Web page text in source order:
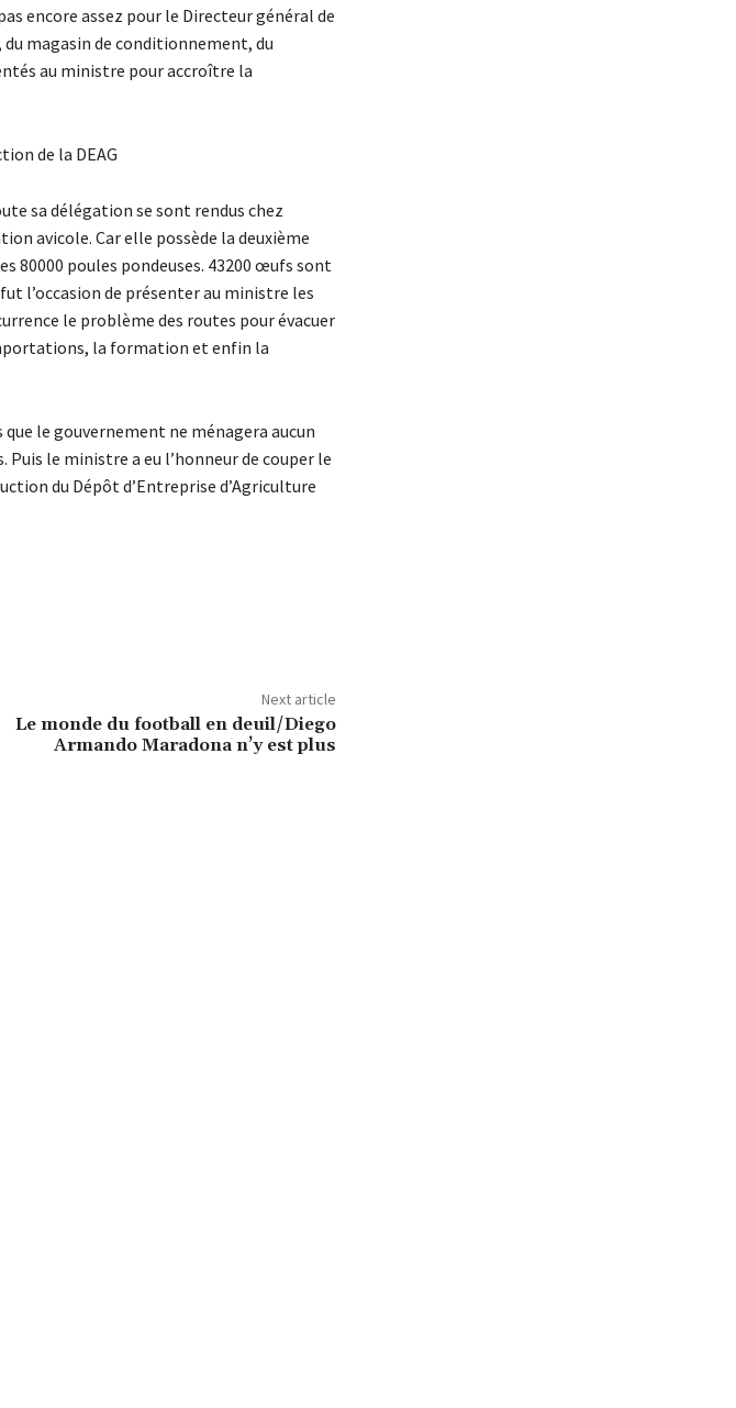
encore assez pour le Directeur général de
magasin de conditionnement, du
au ministre pour accroître la
de la DEAG
sa délégation se sont rendus chez
avicole. Car elle possède la deuxième
80000 poules pondeuses. 43200 œufs sont
l’occasion de présenter au ministre les
le problème des routes pour évacuer
la formation et enfin la
le gouvernement ne ménagera aucun
le ministre a eu l’honneur de couper le
du Dépôt d’Entreprise d’Agriculture
Next article
Le monde du football en deuil/Diego
Armando Maradona n’y est plus